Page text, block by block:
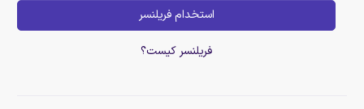
استخدام فریلنسر
فریلنسر کیست؟